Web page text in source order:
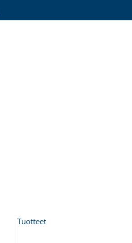
Tuotteet